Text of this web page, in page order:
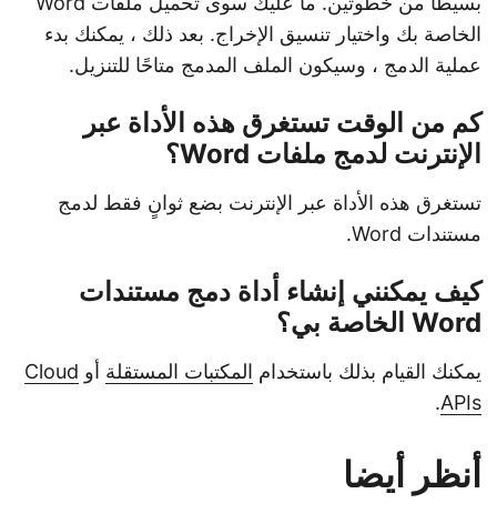
الخاصة بك واختيار تنسيق الإخراج. بعد ذلك ، يمكنك بدء
عملية الدمج ، وسيكون الملف المدمج متاحًا للتنزيل.
كم من الوقت تستغرق هذه الأداة عبر
الإنترنت لدمج ملفات Word؟
تستغرق هذه الأداة عبر الإنترنت بضع ثوانٍ فقط لدمج
مستندات Word.
كيف يمكنني إنشاء أداة دمج مستندات
Word الخاصة بي؟
يمكنك القيام بذلك باستخدامالمكتبات المستقلةأوCloud
APIs
.
أنظر أيضا